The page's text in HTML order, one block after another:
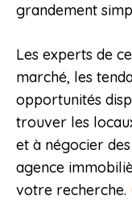
grandement
Les experts de
marché, les
opportunités
trouver les
et à négocier
agence
votre recherche.